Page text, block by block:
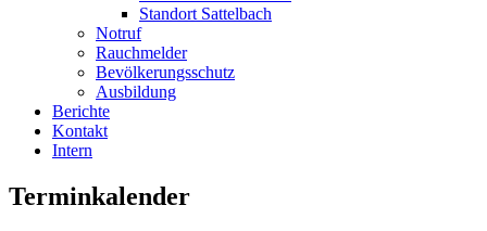
Standort Sattelbach
Notruf
Rauchmelder
Bevölkerungsschutz
Ausbildung
Berichte
Kontakt
Intern
Terminkalender